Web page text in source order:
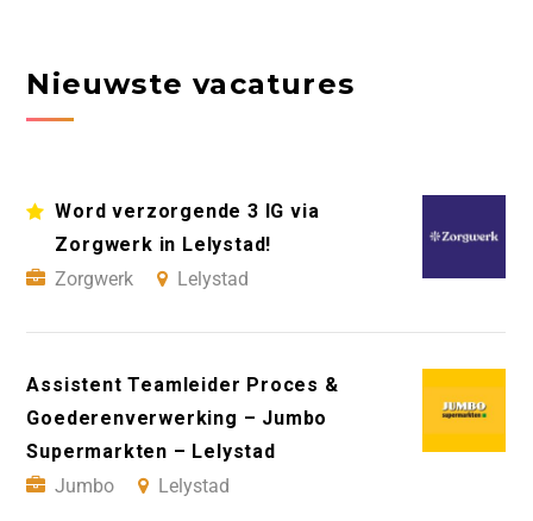
Nieuwste vacatures
Word verzorgende 3 IG via
Zorgwerk in Lelystad!
Zorgwerk
Lelystad
Assistent Teamleider Proces &
Goederenverwerking – Jumbo
Supermarkten – Lelystad
Jumbo
Lelystad